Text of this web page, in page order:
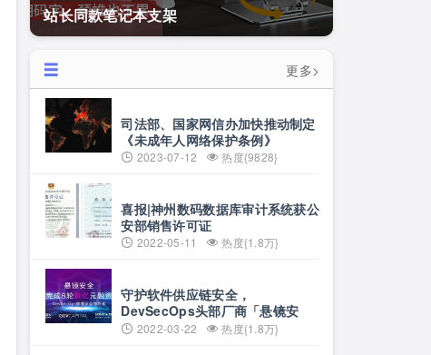
站长同款笔记本支架
更多>
司法部、国家网信办加快推动制定
《未成年人网络保护条例》
2023-07-12 热度{9828}
喜报|神州数码数据库审计系统获公
安部销售许可证
2022-05-11 热度{1.8万}
守护软件供应链安全，
DevSecOps头部厂商「悬镜安
全」完成B轮数亿元融资
2022-03-22 热度{1.8万}